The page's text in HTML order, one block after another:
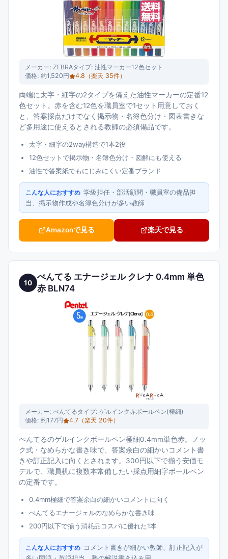
メーカー: ZEBRAタイプ: 油性マーカー12色セット
価格: 約1,520円 4.8 （楽天 35件）
両端に太字・細字の2タイプを備えた油性マーカーの定番12
色セット。赤を含む12色を職員室で1セット用意しておく
と、答案採点だけでなく掲示物・名簿色分け・図表書きな
ど多用途に使えるとされる教師の必須備品です。
太字・細字の2way構造で1本2役
12色セットで掲示物・名簿色分け・図解にも使える
油性で答案紙でもにじみにくい定番ブランド
こんな人におすすめ 学級担任・部活顧問・職員室の備品担
当、掲示物作成や名簿色分けが多い教師
Amazonで見る 楽天で見る
10
ぺんてる エナージェル クレナ 0.4mm 単色
赤 BLN74
メーカー: ぺんてるタイプ: ゲルインク赤ボールペン(極細)
価格: 約177円 4.7 （楽天 20件）
ぺんてるのゲルインクボールペン極細0.4mm単色赤。ノッ
ク式・なめらかな書き味で、答案余白の細かいコメント書
きや訂正記入に向くとされます。300円以下で揃う安価モ
デルで、職員机に複数本常備したい採点用細字ボールペン
の定番です。
0.4mm極細で答案余白の細かいコメントに向く
ぺんてるエナージェルのなめらかな書き味
200円以下で揃う消耗品コスパに優れた1本
こんな人におすすめ コメント書きが細かい教師、訂正記入が